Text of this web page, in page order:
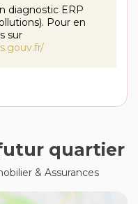
diagnostic ERP
Pour en
sur
quartier
& Assurances